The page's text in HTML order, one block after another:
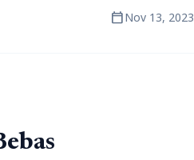
calendar_todayNov 13, 2023